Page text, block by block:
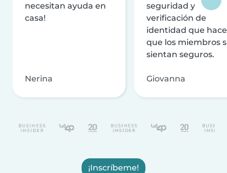
necesitan ayuda en
casa!
Nerina
seguridad y
verificación de
identidad que
que los miembros
sientan seguros.
Giovanna
¡Inscríbeme!